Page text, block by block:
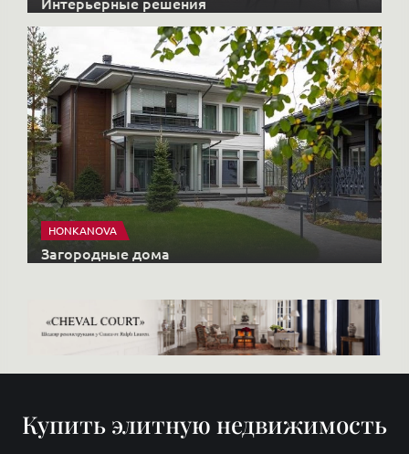
Интерьерные решения
HONKANOVA
Загородные дома
Купить элитную недвижимость